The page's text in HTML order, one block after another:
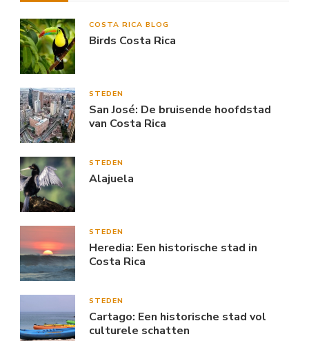
COSTA RICA BLOG
Birds Costa Rica
STEDEN
San José: De bruisende hoofdstad
van Costa Rica
STEDEN
Alajuela
STEDEN
Heredia: Een historische stad in
Costa Rica
STEDEN
Cartago: Een historische stad vol
culturele schatten